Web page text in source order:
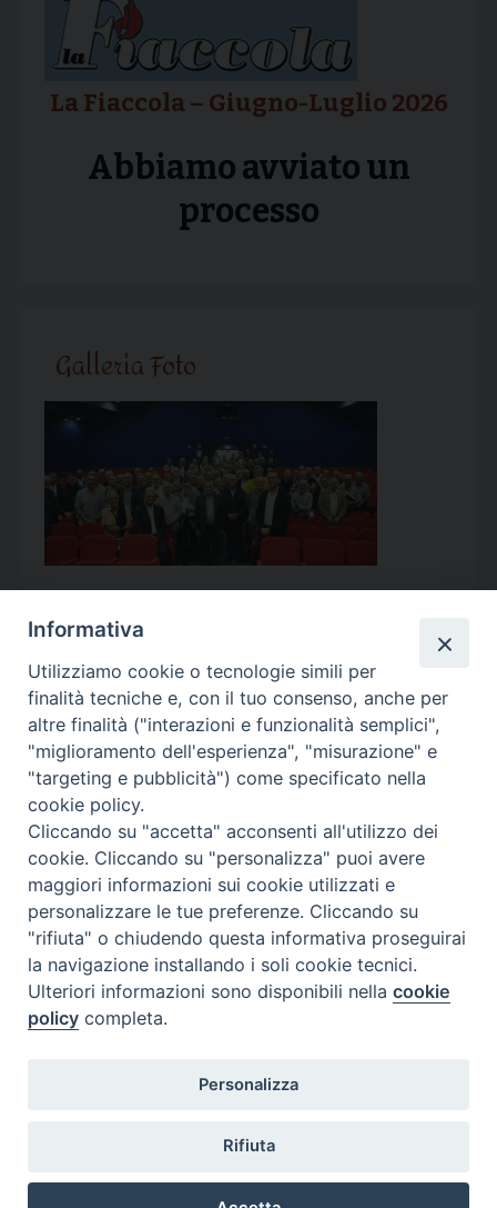
La Fiaccola – Giugno-Luglio 2026
Abbiamo avviato un
processo
Galleria Foto
Calendario Appuntamenti
<< Ago 2026 >>
l m m g v s
d
27
28
3
4 5 6 7 8
9
10
11 12 13 14 15
17
18 19 21
24 25 26 27 28 29 30
31 1
Informativa
Utilizziamo cookie o tecnologie simili per
finalità tecniche e, con il tuo consenso, anche per
altre finalità ("interazioni e funzionalità semplici",
"miglioramento dell'esperienza", "misurazione" e
"targeting e pubblicità") come specificato nella
cookie policy.
Cliccando su "accetta" acconsenti all'utilizzo dei
cookie. Cliccando su "personalizza" puoi avere
maggiori informazioni sui cookie utilizzati e
personalizzare le tue preferenze. Cliccando su
"rifiuta" o chiudendo questa informativa proseguirai
la navigazione installando i soli cookie tecnici.
Ulteriori informazioni sono disponibili nellacookie
policy completa.
Personalizza
Rifiuta